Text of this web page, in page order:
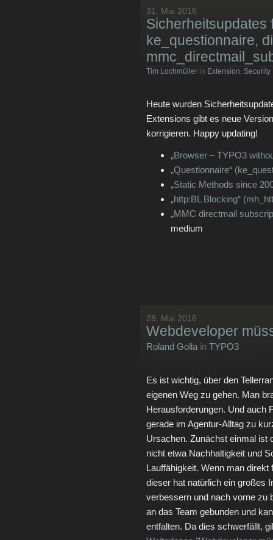
31. Mai 2016
Sicherheitsupdates
ke_questionnaire,
Tim Lochmüller in Extension, Security
Heute wurden
Extensions gibt es neue
korrigieren. Happy updating!
„Browser – TYPO3
„Questionnaire“
„Static Methods since
„http:BL Blocking“
„MMC directmail
medium
28. Mai 2016
Webdeveloper
Roland Golla in TYPO3
Es ist wichtig, über den
eigenen Weg zu gehen. Man
Herausforderungen. Und auch
gerade im Agentur­-Alltag zu
Ursachen. Zunächst einmal ist
nicht etwa Nachhaltigkeit und
Lauffähigkeit. Wenn man
dieser hat natürlich ein großes
verbessern und nach vorne zu
an das Team gebunden und
entfalten. Da dies schwerfällt,